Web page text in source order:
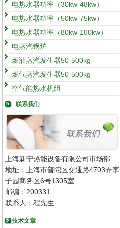
电热水器功率（30kw-48kw）
电热水器功率（50kw-75kw）
电热水器功率（80kw-100kw）
电蒸汽锅炉
燃油蒸汽发生器50-500kg
燃气蒸汽发生器50-500kg
空气能热水机组
联系我们
上海新宁热能设备有限公司市场部
地址：上海市普陀区交通路4703弄李
子园商务区6号1305室
邮编：200331
联系人：程先生
技术文章